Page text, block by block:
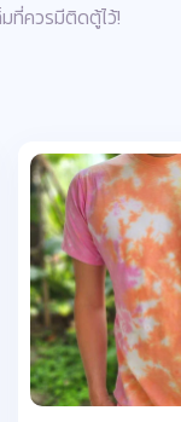
ที่ควรมีติดตู้ไว้!